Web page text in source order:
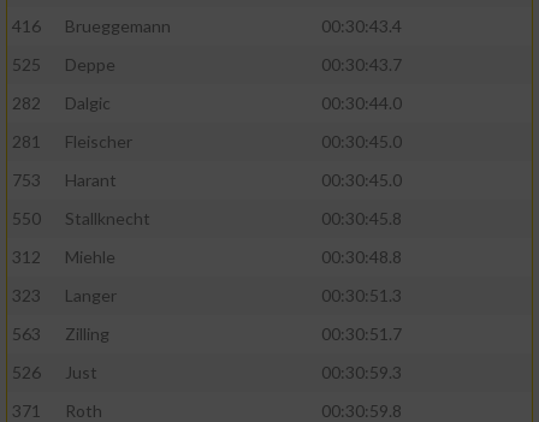
416
Brueggemann
00:30:43.4
525
Deppe
00:30:43.7
282
Dalgic
00:30:44.0
281
Fleischer
00:30:45.0
753
Harant
00:30:45.0
550
Stallknecht
00:30:45.8
312
Miehle
00:30:48.8
323
Langer
00:30:51.3
563
Zilling
00:30:51.7
526
Just
00:30:59.3
371
Roth
00:30:59.8